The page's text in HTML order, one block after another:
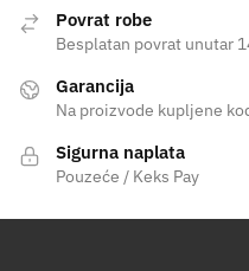
Povrat robe
Besplatan povrat unutar
Garancija
Na proizvode kupljene
Sigurna naplata
Pouzeće / Keks Pay